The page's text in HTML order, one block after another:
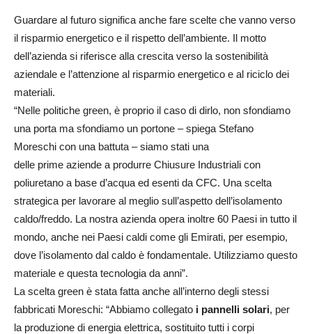
Guardare al futuro significa anche fare scelte che vanno verso
il risparmio energetico e il rispetto dell’ambiente. Il motto
dell’azienda si riferisce alla crescita verso la sostenibilità
aziendale e l’attenzione al risparmio energetico e al riciclo dei
materiali.
“Nelle politiche green, è proprio il caso di dirlo, non sfondiamo
una porta ma sfondiamo un portone – spiega Stefano
Moreschi con una battuta – siamo stati una
delle prime aziende a produrre Chiusure Industriali con
poliuretano a base d’acqua ed esenti da CFC. Una scelta
strategica per lavorare al meglio sull’aspetto dell’isolamento
caldo/freddo. La nostra azienda opera inoltre 60 Paesi in tutto il
mondo, anche nei Paesi caldi come gli Emirati, per esempio,
dove l’isolamento dal caldo è fondamentale. Utilizziamo questo
materiale e questa tecnologia da anni”.
La scelta green è stata fatta anche all’interno degli stessi
fabbricati Moreschi: “Abbiamo collegato i pannelli solari, per
la produzione di energia elettrica, sostituito tutti i corpi